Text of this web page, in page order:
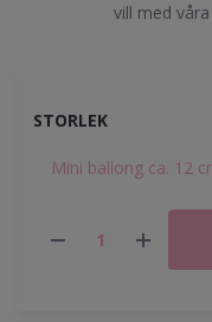
vill med
STORLEK